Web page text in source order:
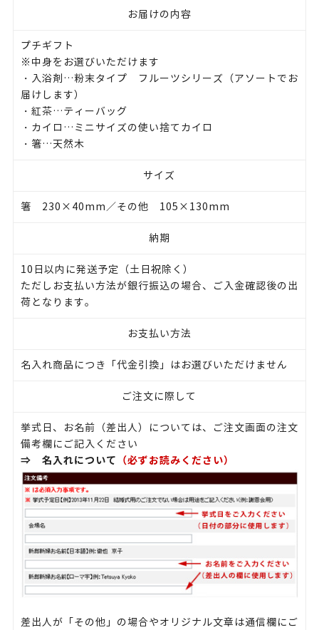
お届けの内容
プチギフト
※中身をお選びいただけます
・入浴剤…粉末タイプ フルーツシリーズ（アソートでお
届けします）
・紅茶…ティーバッグ
・カイロ…ミニサイズの使い捨てカイロ
・箸…天然木
サイズ
箸 230×40mm／その他 105×130mm
納期
10日以内に発送予定（土日祝除く）
ただしお支払い方法が銀行振込の場合、ご入金確認後の出
荷となります。
お支払い方法
名入れ商品につき「代金引換」はお選びいただけません
ご注文に際して
挙式日、お名前（差出人）については、ご注文画面の注文
備考欄にご記入ください
⇒ 名入れについて （必ずお読みください）
差出人が「その他」の場合やオリジナル文章は通信欄にご